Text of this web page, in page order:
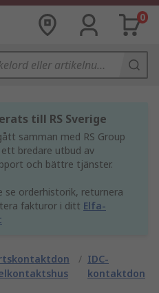
0
till RS Sverige
samman med RS Group
bredare utbud av
och bättre tjänster.
se orderhistorik, returnera
fakturor i ditt Elfa-
/ IDC-
kontaktdon